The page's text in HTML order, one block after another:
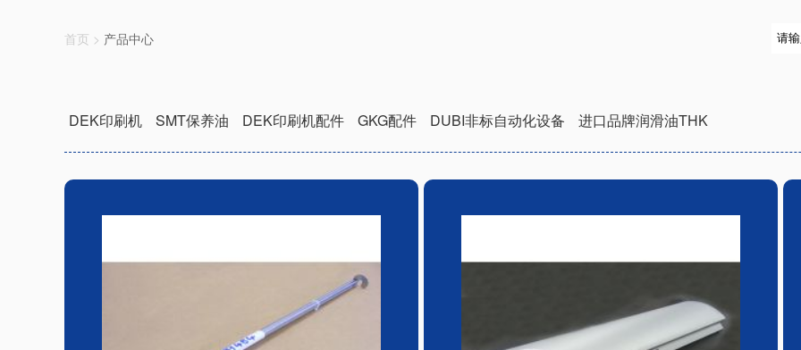
首页 > 产品中心
DEK印刷机 SMT保养油 DEK印刷机配件 GKG配件 DUBI非标自动化设备 进口品牌润滑油THK